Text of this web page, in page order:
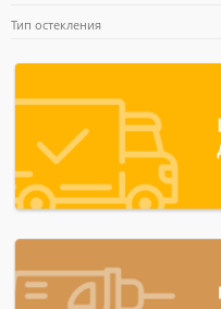
Тип остекления